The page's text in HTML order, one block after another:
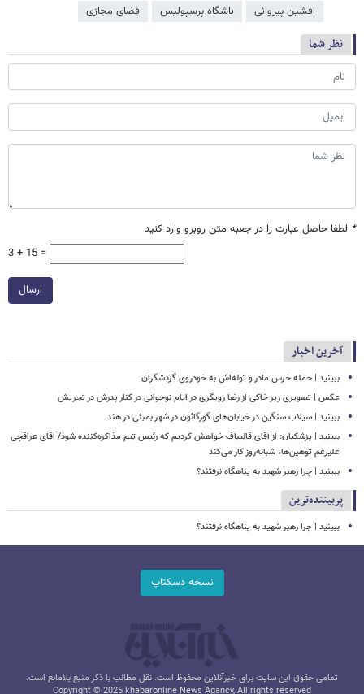
افشین پیروانی باشگاه پرسپولیس فضای مجازی
نظر شما
* لطفا حاصل عبارت را در جعبه متن روبرو وارد کنید
3 + 15 =
ارسال
آخرین اخبار
ببینید | حمله خرس مادر و توله‌اش به خودروی گردشگران
عکس | تصویری زیر خاکی از رضا رویگری در ایام نوجوانی در کنار پدرش در تجریش
ببینید | سیلاب‌ سنگین در خیابان‌های گورگائون در شهر بمبئی در هند
ببینید | پزشکیان: از آقای قالیباف خواهش کردیم که رئیس تیم مذاکره‌کننده شود/ آقای عراقچی
علیرغم توهین‌ها، شبانه‌روز کار می‌کند
ببینید | چرا رهبر شهید به پناهگاه نرفتند؟
پربیننده‌ترین
ببینید | چرا رهبر شهید به پناهگاه نرفتند؟
نسخه دسکتاپ
تمامی حقوق این سایت برای خبرآنلاین محفوظ است. نقل مطالب با ذکر منبع بلامانع است.
Copyright © 2025 khabaronline News Agancy, All rights reserved